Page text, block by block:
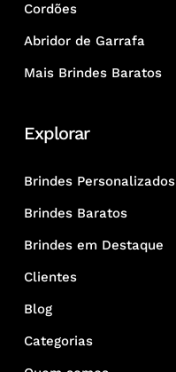
Cordões
Abridor de Garrafa
Mais Brindes Baratos
Explorar
Brindes Personalizados
Brindes Baratos
Brindes em Destaque
Clientes
Blog
Categorias